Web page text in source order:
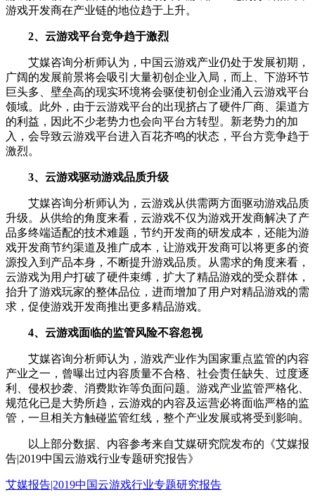
游戏开发商在产业链的地位趋于上升。
2、云游戏平台竞争趋于激烈
艾媒咨询分析师认为，中国云游戏产业仍处于发展初期，
广阔的发展前景将会吸引大量初创企业入局，而上、下游环节
巨头多、壁垒高的现实环境将会驱使初创企业涌入云游戏平台
领域。此外，由于云游戏平台的出现挤占了硬件厂商、渠道方
的利益，因此不少老势力也会向平台方转型。新老势力的加
入，会导致云游戏平台进入百花齐鸣的状态，平台方竞争趋于
激烈。
3、云游戏驱动游戏品质升级
艾媒咨询分析师认为，云游戏从供需两方面驱动游戏品质
升级。从供给的角度来看，云游戏不仅为游戏开发商解决了产
品多终端适配的技术难题，节约开发商的研发成本，还能为游
戏开发商节约渠道及推广成本，让游戏开发商可以将更多的资
源投入到产品本身，不断提升游戏品质。从需求的角度来看，
云游戏为用户打破了硬件束缚，扩大了精品游戏的受众群体，
抬升了游戏玩家的整体品位，进而增加了用户对精品游戏的需
求，促使游戏开发商推出更多精品游戏。
4、云游戏面临的监管风险不容忽视
艾媒咨询分析师认为，游戏产业作为国家重点监管的内容
产业之一，曾曝出过内容质量不合格、社会责任缺失、过度逐
利、侵权抄袭、消费欺诈等负面问题。游戏产业监管严格化、
规范化已是大势所趋，云游戏的内容及运营必将面临严格的监
管，一旦相关方触碰监管红线，整个产业发展或将受到影响。
以上部分数据、内容参考来自艾媒研究院发布的《艾媒报
告|2019中国云游戏行业专题研究报告》
艾媒报告|2019中国云游戏行业专题研究报告